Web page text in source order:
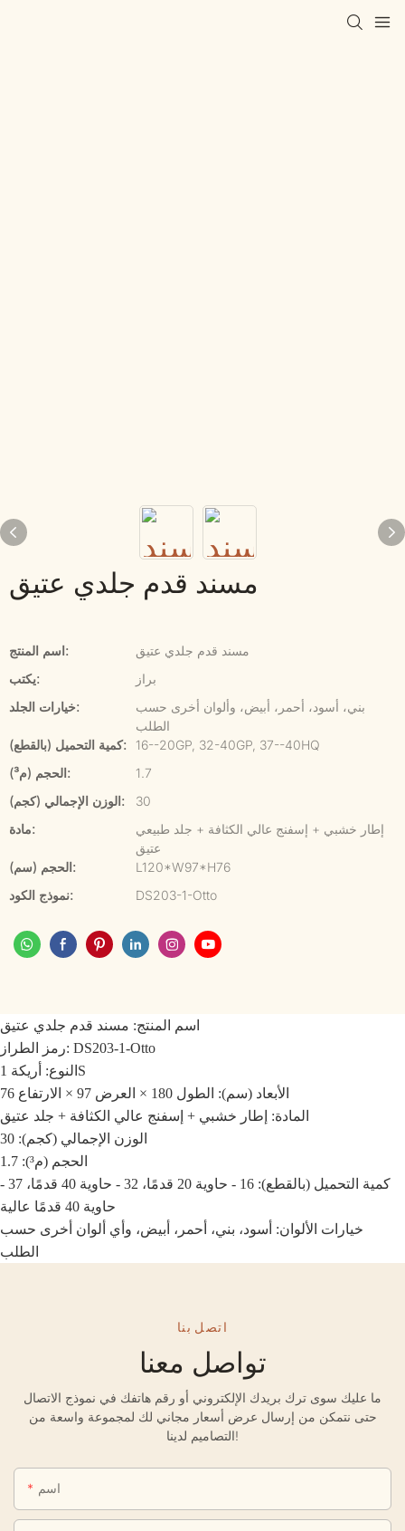
مسند قدم جلدي عتيق
اسم المنتج:
مسند قدم جلدي عتيق
يكتب:
براز
خيارات الجلد:
بني، أسود، أحمر، أبيض، وألوان أخرى حسب
الطلب
كمية التحميل (بالقطع):
16--20GP, 32-40GP, 37--40HQ
الحجم (م³):
1.7
الوزن الإجمالي (كجم):
30
مادة:
إطار خشبي + إسفنج عالي الكثافة + جلد طبيعي
عتيق
الحجم (سم):
L120*W97*H76
نموذج الكود:
DS203-1-Otto
اسم المنتج: مسند قدم جلدي عتيق
رمز الطراز: DS203-1-Otto
النوع: أريكة 1S
الأبعاد (سم): الطول 180 × العرض 97 × الارتفاع 76
المادة: إطار خشبي + إسفنج عالي الكثافة + جلد عتيق
الوزن الإجمالي (كجم): 30
الحجم (م³): 1.7
كمية التحميل (بالقطع): 16 - حاوية 20 قدمًا، 32 - حاوية 40 قدمًا، 37 -
حاوية 40 قدمًا عالية
خيارات الألوان: أسود، بني، أحمر، أبيض، وأي ألوان أخرى حسب
الطلب
اتصل بنا
تواصل معنا
ما عليك سوى ترك بريدك الإلكتروني أو رقم هاتفك في نموذج الاتصال
حتى نتمكن من إرسال عرض أسعار مجاني لك لمجموعة واسعة من
التصاميم لدينا!
اسم